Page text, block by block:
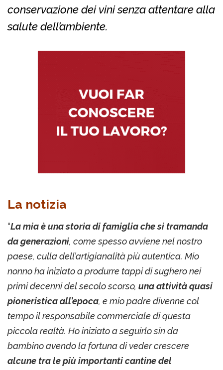
conservazione dei vini senza attentare alla
salute dell’ambiente.
La notizia
“La mia è una storia di famiglia che si tramanda
da generazioni, come spesso avviene nel nostro
paese, culla dell’artigianalità più autentica. Mio
nonno ha iniziato a produrre tappi di sughero nei
primi decenni del secolo scorso, una attività quasi
pioneristica all’epoca, e mio padre divenne col
tempo il responsabile commerciale di questa
piccola realtà. Ho iniziato a seguirlo sin da
bambino avendo la fortuna di veder crescere
alcune tra le più importanti cantine del